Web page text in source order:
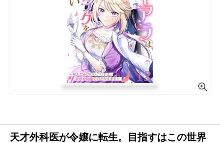
天才外科医が令嬢に転生。目指すはこの世界